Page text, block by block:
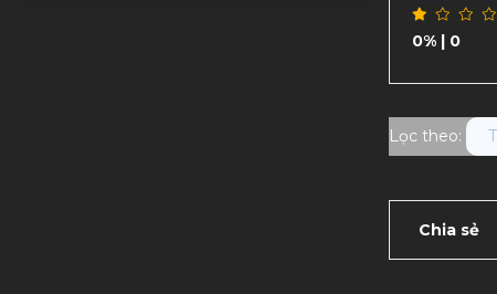
0% | 0
Lọc theo:
Chia sẻ